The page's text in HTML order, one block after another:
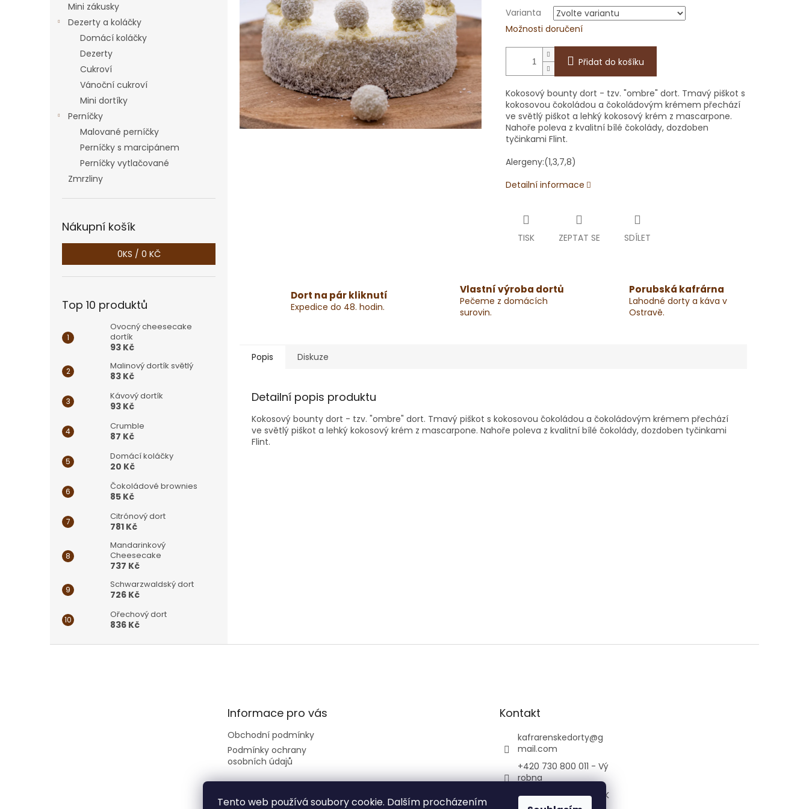
Tento web používá soubory cookie. Dalším procházením
Mini zákusky
Dezerty a koláčky
Domácí koláčky
Dezerty
Cukroví
Vánoční cukroví
Mini dortíky
Perníčky
Malované perníčky
Perníčky s marcipánem
Perníčky vytlačované
Zmrzliny
Nákupní košík
0KS / 0 KČ
Top 10 produktů
Ovocný cheesecake
dortík
93 Kč
Malinový dortík světlý
83 Kč
Kávový dortík
93 Kč
Crumble
87 Kč
Domácí koláčky
20 Kč
Čokoládové brownies
85 Kč
Citrónový dort
781 Kč
Mandarinkový
Cheesecake
737 Kč
Schwarzwaldský dort
726 Kč
Ořechový dort
836 Kč
Varianta
Možnosti doručení
Přidat do košíku
Kokosový bounty dort - tzv. "ombre" dort. Tmavý piškot s
kokosovou čokoládou a čokoládovým krémem přechází
ve světlý piškot a lehký kokosový krém z mascarpone.
Nahoře poleva z kvalitní bílé čokolády, dozdoben
tyčinkami Flint.
Alergeny:(1,3,7,8)
Detailní informace
TISK ZEPTAT SE SDÍLET
Dort na pár kliknutí
Expedice do 48. hodin.
Vlastní výroba dortů
Pečeme z domácích
surovin.
Porubská kafrárna
Lahodné dorty a káva v
Ostravě.
Popis Diskuze
Detailní popis produktu
Kokosový bounty dort - tzv. "ombre" dort. Tmavý piškot s kokosovou čokoládou a čokoládovým krémem přechází
ve světlý piškot a lehký kokosový krém z mascarpone. Nahoře poleva z kvalitní bílé čokolády, dozdoben tyčinkami
Flint.
Informace pro vás
Obchodní podmínky
Podmínky ochrany
osobních údajů
Kontakt
kafrarenskedorty@g
mail.com
+420 730 800 011 - Vý
robna
+420 733 769 344 - K
avárna